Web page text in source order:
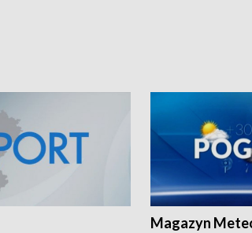
Magazyn